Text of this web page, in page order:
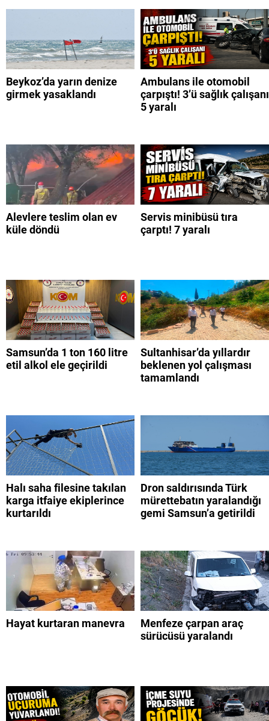
Beykoz’da yarın denize
girmek yasaklandı
Ambulans ile otomobil
çarpıştı! 3’ü sağlık çalışanı
5 yaralı
Alevlere teslim olan ev
küle döndü
Servis minibüsü tıra
çarptı! 7 yaralı
Samsun’da 1 ton 160 litre
etil alkol ele geçirildi
Sultanhisar’da yıllardır
beklenen yol çalışması
tamamlandı
Halı saha filesine takılan
karga itfaiye ekiplerince
kurtarıldı
Dron saldırısında Türk
mürettebatın yaralandığı
gemi Samsun’a getirildi
Hayat kurtaran manevra
Menfeze çarpan araç
sürücüsü yaralandı